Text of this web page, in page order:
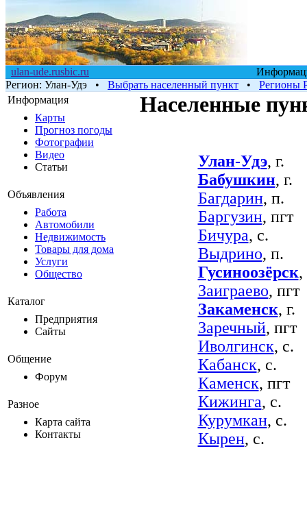
ulan-ude.rusbic.ru
Регион: Улан-Удэ • Выбрать населенный пункт • Регионы
Информация
Карты
Прогноз погоды
Фотографии
Видео
Статьи
Объявления
Работа
Автомобили
Недвижимость
Товары для дома
Услуги
Общество
Каталог
Предприятия
Сайты
Общение
Форум
Разное
Карта сайта
Контакты
Населенные
Улан-Удэ, г.
Бабушкин, г.
Багдарин, п.
Баргузин, пгт
Бичура, с.
Выдрино, п.
Гусиноозёрск,
Заиграево, пгт
Закаменск, г.
Заречный, пгт
Иволгинск, с.
Кабанск, с.
Каменск, пгт
Кижинга, с.
Курумкан, с.
Кырен, с.